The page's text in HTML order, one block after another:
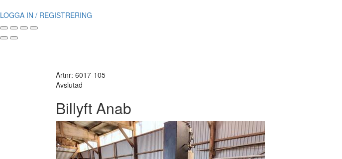
LOGGA IN / REGISTRERING
Artnr: 6017-105
Avslutad
Billyft Anab